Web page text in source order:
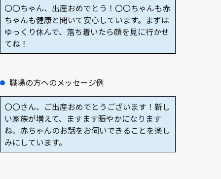
〇〇ちゃん、出産おめでとう！〇〇ちゃんも赤
ちゃんも健康と聞いて安心しています。まずは
ゆっくり休んで、落ち着いたら顔を見に行かせ
てね！
職場の方へのメッセージ例
〇〇さん、ご出産おめでとうございます！新し
い家族が増えて、ますます賑やかになります
ね。赤ちゃんのお話をお伺いできることを楽し
みにしています。